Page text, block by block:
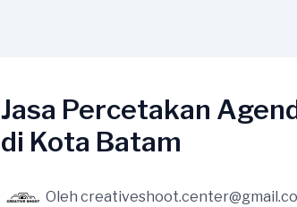
Jasa Percetakan
di Kota Batam
Oleh